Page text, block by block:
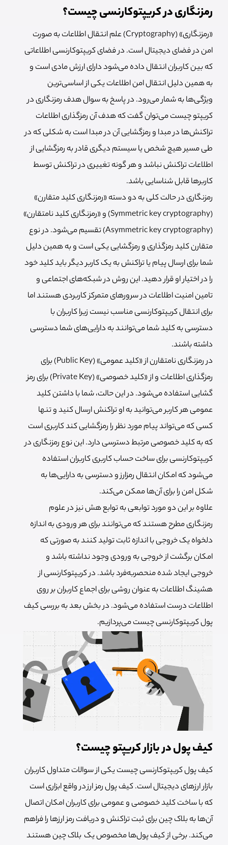
رمزنگاری در کریپتوکارنسی چیست؟
«رمزنگاری» (Cryptography) علم انتقال اطلاعات به صورت
امن در فضای دیجیتال است. در فضای کریپتوکارنسی اطلاعاتی
که بین کاربران انتقال داده می‌شود دارای ارزش مادی است و
به همین دلیل انتقال امن اطلاعات یکی از اساسی‌ترین
ویژگی‌ها به شمار می‌رود. در پاسخ به سوال هدف رمزنگاری در
کریپتو چیست می‌توان گفت که هدف آن رمزگذاری اطلاعات
تراکنش‌ها در مبدا و رمزگشایی آن در مبدا است به شکلی که در
طی مسیر هیچ شخص یا سیستم دیگری قادر به رمزگشایی از
اطلاعات تراکنش نباشد و هر گونه تغییری در تراکنش توسط
کاربرها قابل شناسایی باشد.
رمزنگاری در حالت کلی به دو دسته «رمزنگاری کلید متقارن»
(Symmetric key cryptography) و «رمزنگاری کلید نامتقارن»
(Asymmetric key cryptography) تقسیم می‌شود. در نوع
متقارن کلید رمزگذاری و رمزگشایی یکی است و به همین دلیل
شما برای ارسال پیام یا تراکنش به یک کاربر دیگر باید کلید خود
را در اختیار او قرار دهید. این روش در شبکه‌های اجتماعی و
تامین امنیت اطلاعات در سرورهای متمرکز کاربردی هستند اما
برای انتقال کریپتوکارنسی مناسب نیست زیرا کاربران با
دسترسی به کلید شما می‌توانند به دارایی‌های شما دسترسی
داشته باشند.
در رمزنگاری نامتقارن از «کلید عمومی» (Public Key) برای
رمزگذاری اطلاعات و از «کلید خصوصی» (Private Key) برای رمز
گشایی استفاده می‌شود. در این حالت، شما با داشتن کلید
عمومی هر کاربر می‌توانید به او تراکنش ارسال کنید و تنها
کسی که می‌تواند پیام مورد نظر را رمزگشایی کند کاربری است
که به کلید خصوصی مرتبط دسترسی دارد. این نوع رمزنگاری در
کریپتوکارنسی برای ساخت حساب کاربری کاربران استفاده
می‌شود که امکان انتقال رمزارز و دسترسی به دارایی‌ها به
شکل امن را برای آن‌ها ممکن می‌کند.
علاوه بر این دو مورد توابعی به توابع هش نیز در علوم
رمزنگاری مطرح هستند که می‌توانند برای هر ورودی به اندازه
دلخواه یک خروجی با اندازه ثابت تولید کنند به صورتی که
امکان برگشت از خروجی به ورودی وجود نداشته باشد و
خروجی ایجاد شده منحصربه‌فرد باشد. در کریپتوکارنسی از
هشینگ اطلاعات به عنوان روشی برای اجماع کاربران بر روی
اطلاعات درست استفاده می‌شود. در بخش بعد به بررسی کیف
پول کریپتوکارنسی چیست می‌پردازیم.
کیف پول در بازار کریپتو چیست؟
کیف پول کریپتوکارنسی چیست یکی از سوالات متداول کاربران
بازار ارزهای دیجیتال است. کیف پول رمز ارز در واقع ابزاری است
که با ساخت کلید خصوصی و عمومی برای کاربران امکان اتصال
آن‌ها به بلاک چین برای ثبت تراکنش و دریافت رمز ارزها را فراهم
می‌کند. برخی از کیف پول‌ها مخصوص یک بلاک چین هستند